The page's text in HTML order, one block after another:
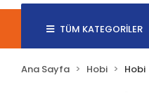
TÜM KATEGORİLER
Ana Sayfa Hobi Hobi